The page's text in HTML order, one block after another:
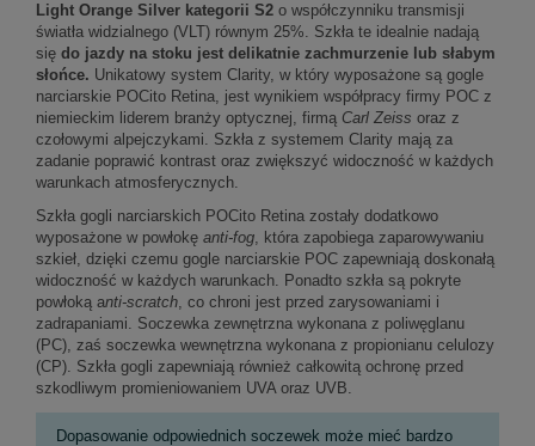
Light Orange Silver kategorii S2 o współczynniku transmisji
światła widzialnego (VLT) równym 25%. Szkła te idealnie nadają
się do jazdy na stoku jest delikatnie zachmurzenie lub słabym
słońce. Unikatowy system Clarity, w który wyposażone są gogle
narciarskie POCito Retina, jest wynikiem współpracy firmy POC z
niemieckim liderem branży optycznej, firmą Carl Zeiss oraz z
czołowymi alpejczykami. Szkła z systemem Clarity mają za
zadanie poprawić kontrast oraz zwiększyć widoczność w każdych
warunkach atmosferycznych.
Szkła gogli narciarskich POCito Retina zostały dodatkowo
wyposażone w powłokę anti-fog, która zapobiega zaparowywaniu
szkieł, dzięki czemu gogle narciarskie POC zapewniają doskonałą
widoczność w każdych warunkach. Ponadto szkła są pokryte
powłoką anti-scratch, co chroni jest przed zarysowaniami i
zadrapaniami. Soczewka zewnętrzna wykonana z poliwęglanu
(PC), zaś soczewka wewnętrzna wykonana z propionianu celulozy
(CP). Szkła gogli zapewniają również całkowitą ochronę przed
szkodliwym promieniowaniem UVA oraz UVB.
Dopasowanie odpowiednich soczewek może mieć bardzo